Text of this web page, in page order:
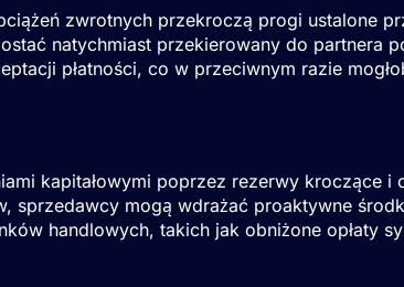
zwrotnych przekroczą progi ustalone
natychmiast przekierowany do partnera
płatności, co w przeciwnym razie
kapitałowymi poprzez rezerwy kroczące
mogą wdrażać proaktywne
handlowych, takich jak obniżone opłaty